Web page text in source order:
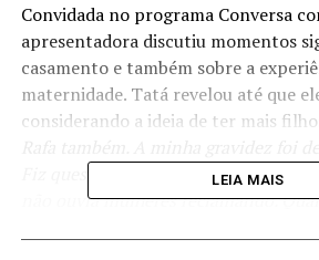
Convidada no programa Conversa
apresentadora discutiu momentos
casamento e também sobre a
maternidade. Tatá revelou até que
considerando a ideia de ter mais
Fiz questão de reclamar sobre a
não ouvia mulheres reclamando.
LEIA MAIS